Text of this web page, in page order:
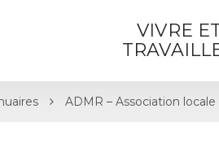
VIVRE
ADMR – Association